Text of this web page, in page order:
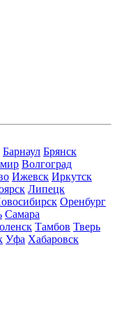
Барнаул Брянск
Волгоград
Ижевск Иркутск
Липецк
Оренбург
Самара
Тамбов Тверь
Уфа Хабаровск